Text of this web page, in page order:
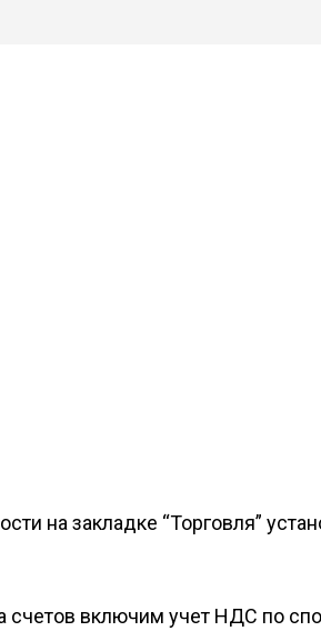
на закладке “Торговля”
счетов включим учет НДС по